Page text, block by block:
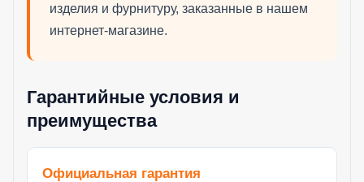
изделия и фурнитуру, заказанные в нашем
интернет-магазине.
Гарантийные условия и
преимущества
Официальная гарантия